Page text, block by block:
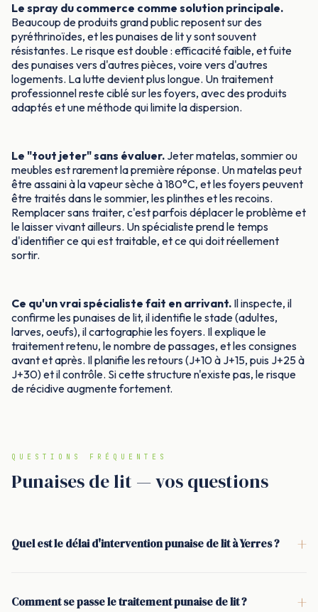
Le spray du commerce comme solution principale.
Beaucoup de produits grand public reposent sur des
pyréthrinoïdes, et les punaises de lit y sont souvent
résistantes. Le risque est double : efficacité faible, et fuite
des punaises vers d'autres pièces, voire vers d'autres
logements. La lutte devient plus longue. Un traitement
professionnel reste ciblé sur les foyers, avec des produits
adaptés et une méthode qui limite la dispersion.
Le "tout jeter" sans évaluer. Jeter matelas, sommier ou
meubles est rarement la première réponse. Un matelas peut
être assaini à la vapeur sèche à 180°C, et les foyers peuvent
être traités dans le sommier, les plinthes et les recoins.
Remplacer sans traiter, c'est parfois déplacer le problème et
le laisser vivant ailleurs. Un spécialiste prend le temps
d'identifier ce qui est traitable, et ce qui doit réellement
sortir.
Ce qu'un vrai spécialiste fait en arrivant. Il inspecte, il
confirme les punaises de lit, il identifie le stade (adultes,
larves, oeufs), il cartographie les foyers. Il explique le
traitement retenu, le nombre de passages, et les consignes
avant et après. Il planifie les retours (J+10 à J+15, puis J+25 à
J+30) et il contrôle. Si cette structure n'existe pas, le risque
de récidive augmente fortement.
QUESTIONS FRÉQUENTES
Punaises de lit — vos questions
Quel est le délai d'intervention punaise de lit à Yerres ? +
urgente (nuits impossibles, piqûres, suspicion dans une
Comment se passe le traitement punaise de lit ? +